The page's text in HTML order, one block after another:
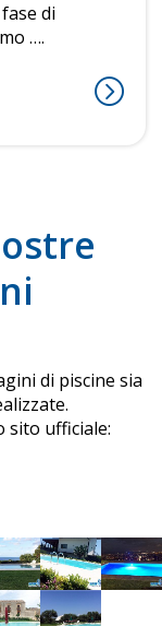
di
….
di piscine sia
sito ufficiale: